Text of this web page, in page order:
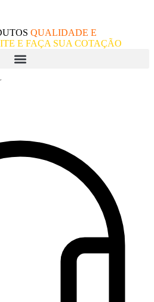
QUALIDADE E
E FAÇA SUA COTAÇÃO